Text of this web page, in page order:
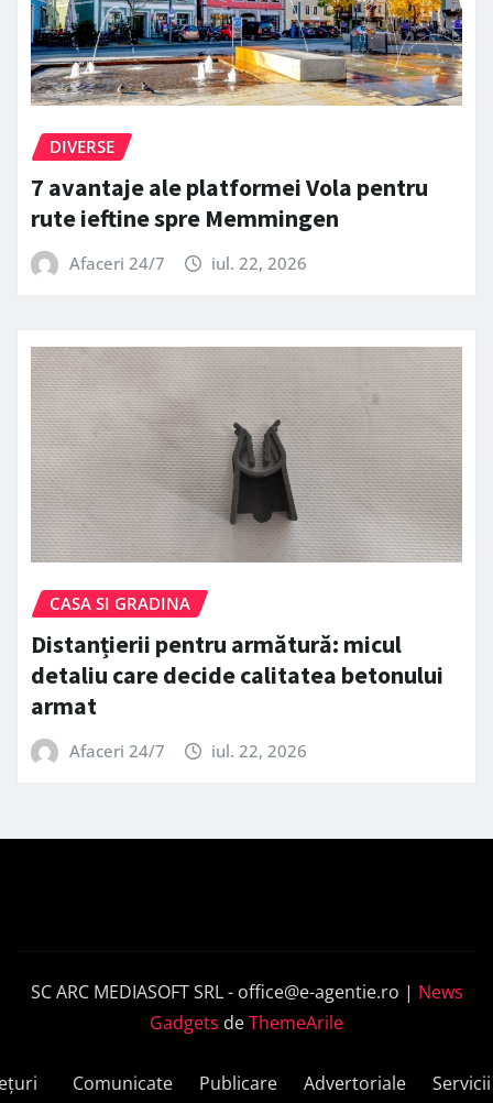
DIVERSE
7 avantaje ale platformei Vola pentru
rute ieftine spre Memmingen
Afaceri 24/7 iul. 22, 2026
CASA SI GRADINA
Distanțierii pentru armătură: micul
detaliu care decide calitatea betonului
armat
Afaceri 24/7 iul. 22, 2026
SC ARC MEDIASOFT SRL - office@e-agentie.ro | News
Gadgets deThemeArile
Comunicate
Publicare
Advertoriale
Servicii